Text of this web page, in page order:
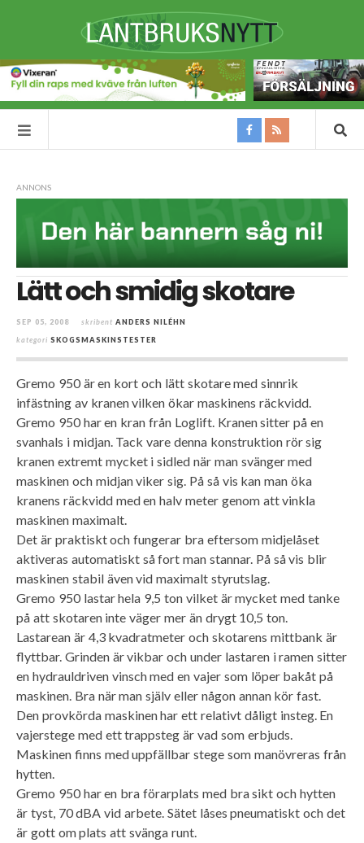
ANNONS
Lätt och smidig skotare
SEP 05, 2008 skribent ANDERS NILÉHN
kategori SKOGSMASKINSTESTER
Gremo 950 är en kort och lätt skotare med sinnrik
infästning av kranen vilken ökar maskinens räckvidd.
Gremo 950 har en kran från Loglift. Kranen sitter på en
svanhals i midjan. Tack vare denna konstruktion rör sig
kranen extremt mycket i sidled när man svänger med
maskinen och midjan viker sig. På så vis kan man öka
kranens räckvidd med en halv meter genom att vinkla
maskinen maximalt.
Det är praktiskt och fungerar bra eftersom midjelåset
aktiveras automatiskt så fort man stannar. På så vis blir
maskinen stabil även vid maximalt styrutslag.
Gremo 950 lastar hela 9,5 ton vilket är mycket med tanke
på att skotaren inte väger mer än drygt 10,5 ton.
Lastarean är 4,3 kvadratmeter och skotarens mittbank är
flyttbar. Grinden är vikbar och under lastaren i ramen sitter
en hydrauldriven vinsch med en vajer som löper bakåt på
maskinen. Bra när man själv eller någon annan kör fast.
Den provkörda maskinen har ett relativt dåligt insteg. En
vajerstege med ett trappsteg är vad som erbjuds.
Maskinen finns med uppfällbar stege som manövreras från
hytten.
Gremo 950 har en bra förarplats med bra sikt och hytten
är tyst, 70 dBA vid arbete. Sätet låses pneumatiskt och det
är gott om plats att svänga runt.